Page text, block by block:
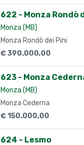
622 - Monza Rondò
Monza (MB)
Monza Rondò dei Pini
€ 390.000,00
623 - Monza
Monza (MB)
Monza Cederna
€ 150.000,00
624 - Lesmo